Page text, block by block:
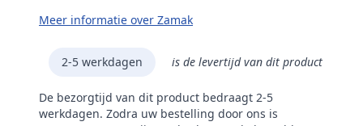
Meer informatie over Zamak
2-5 werkdagen is de levertijd van dit product
De bezorgtijd van dit product bedraagt 2-5
werkdagen. Zodra uw bestelling door ons is